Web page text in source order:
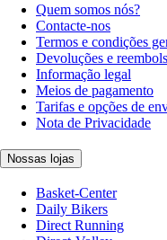
Quem somos nós?
Contacte-nos
Termos e condições
Devoluções e
Informação legal
Meios de pagamento
Tarifas e opções de
Nota de Privacidade
Nossas lojas
Basket-Center
Daily Bikers
Direct Running